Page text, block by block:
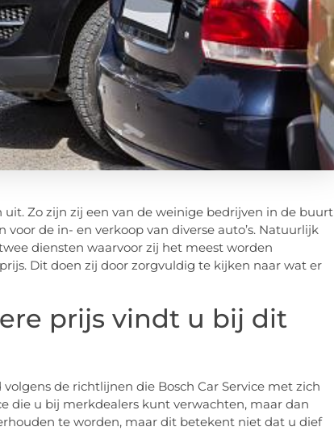
Zo zijn zij een van de weinige bedrijven in de buurt
de in- en verkoop van diverse auto’s. Natuurlijk
diensten waarvoor zij het meest worden
Dit doen zij door zorgvuldig te kijken naar wat er
prijs vindt u bij dit
de richtlijnen die Bosch Car Service met zich
die u bij merkdealers kunt verwachten, maar dan
te worden, maar dit betekent niet dat u dief